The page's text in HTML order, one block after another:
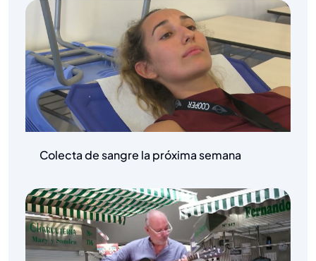
Colecta de sangre la próxima semana